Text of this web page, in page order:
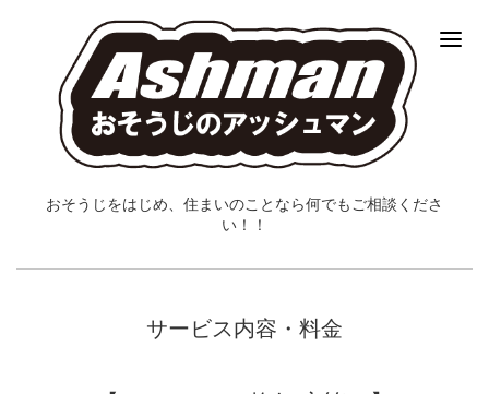
おそうじをはじめ、住まいのことなら何でもご相談くださ
い！！
サービス内容・料金